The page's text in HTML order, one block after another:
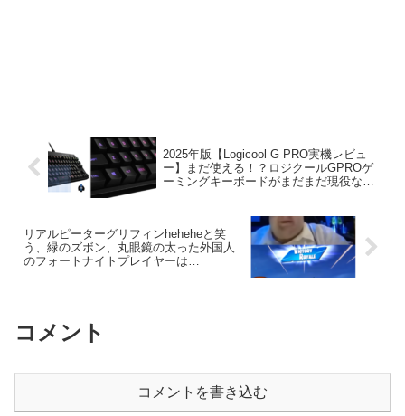
2025年版【Logicool G PRO実機レビュ
ー】まだ使える！？ロジクールGPROゲ
ーミングキーボードがまだまだ現役なそ
リアルピーターグリフィンheheheと笑
う、緑のズボン、丸眼鏡の太った外国人
のフォートナイトプレイヤーは
コメント
コメントを書き込む